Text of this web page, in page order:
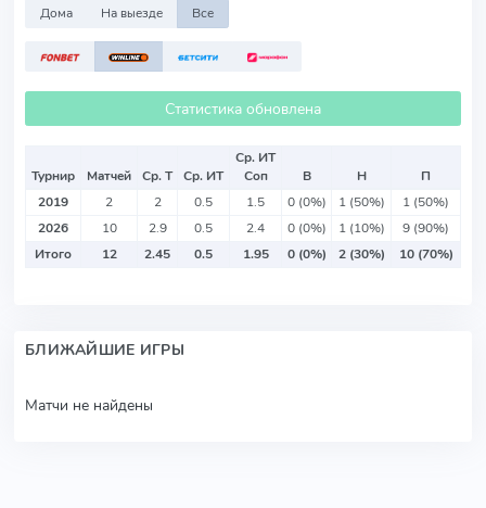
Дома На выезде Все
Статистика обновлена
Турнир Матчей Ср. Т Ср. ИТ
Ср. ИТ
Соп
В Н
П
2019
2 2 0.5 1.5 0 (0%) 1 (50%)
1 (50%)
2026
10 2.9 0.5 2.4 0 (0%) 1 (10%)
9 (90%)
Итого
12 2.45 0.5 1.95 0 (0%) 2 (30%) 10 (70%)
БЛИЖАЙШИЕ ИГРЫ
Матчи не найдены